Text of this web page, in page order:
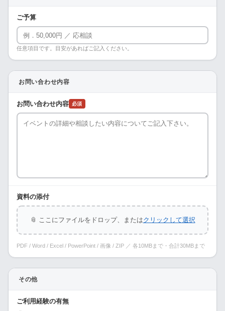
ご予算
任意項目です。目安があればご記入ください。
お問い合わせ内容
お問い合わせ内容 必須
資料の添付
📎 ここにファイルをドロップ、またはクリックして選択
PDF / Word / Excel / PowerPoint / 画像 / ZIP ／ 各10MBまで・合計30MBまで
その他
ご利用経験の有無